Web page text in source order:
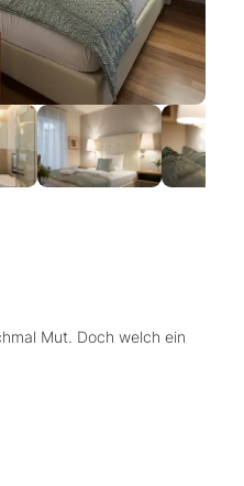
Mut. Doch welch ein